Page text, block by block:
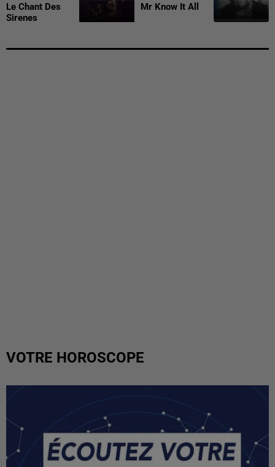
Le Chant Des
Sirenes
Mr Know It All
VOTRE HOROSCOPE